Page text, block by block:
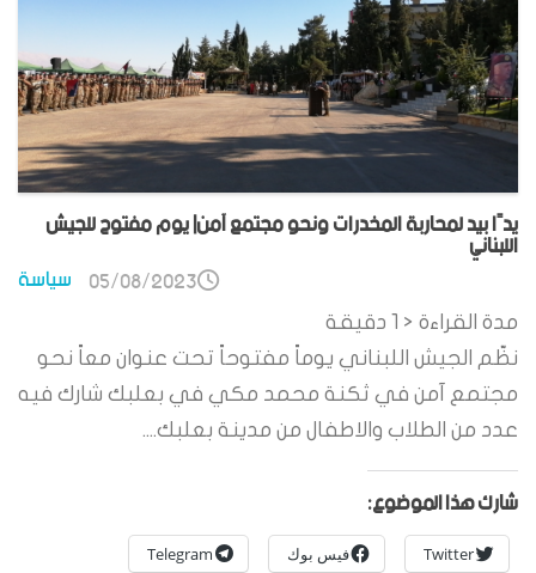
يدًا بيد لمحاربة المخدرات ونحو مجتمع آمن| يوم مفتوح للجيش
اللبناني
سياسة 05/08/2023
مدة القراءة < 1
دقيقة
نظّم الجيش اللبناني يوماً مفتوحاً تحت عنوان معاً نحو
مجتمع آمن في ثكنة محمد مكي في بعلبك شارك فيه
عدد من الطلاب والاطفال من مدينة بعلبك....
شارك هذا الموضوع:
Twitter فيس بوك Telegram